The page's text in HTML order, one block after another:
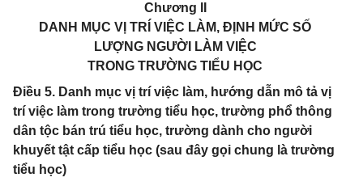
Chương II
DANH MỤC VỊ TRÍ VIỆC LÀM, ĐỊNH MỨC SỐ
LƯỢNG NGƯỜI LÀM VIỆC
TRONG TRƯỜNG TIỂU HỌC
Điều 5. Danh mục vị trí việc làm, hướng dẫn mô tả vị
trí việc làm trong trường tiểu học, trường phổ thông
dân tộc bán trú tiểu học, trường dành cho người
khuyết tật cấp tiểu học (sau đây gọi chung là trường
tiểu học)